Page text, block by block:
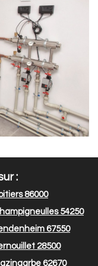
:
86000
54250
67550
28500
62670